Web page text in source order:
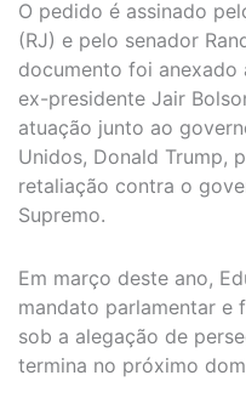
O pedido é assinado
(RJ) e pelo senador
documento foi
ex-presidente Jair
atuação junto ao
Unidos, Donald Trump,
retaliação contra o
Supremo.
Em março deste ano,
mandato parlamentar e
sob a alegação de
termina no próximo